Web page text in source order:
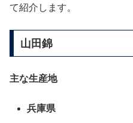
て紹介します。
山田錦
主な生産地
兵庫県